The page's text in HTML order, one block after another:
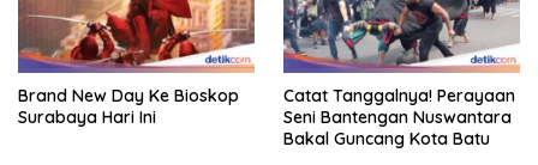
Brand New Day Ke Bioskop
Surabaya Hari Ini
Catat Tanggalnya! Perayaan
Seni Bantengan Nuswantara
Bakal Guncang Kota Batu